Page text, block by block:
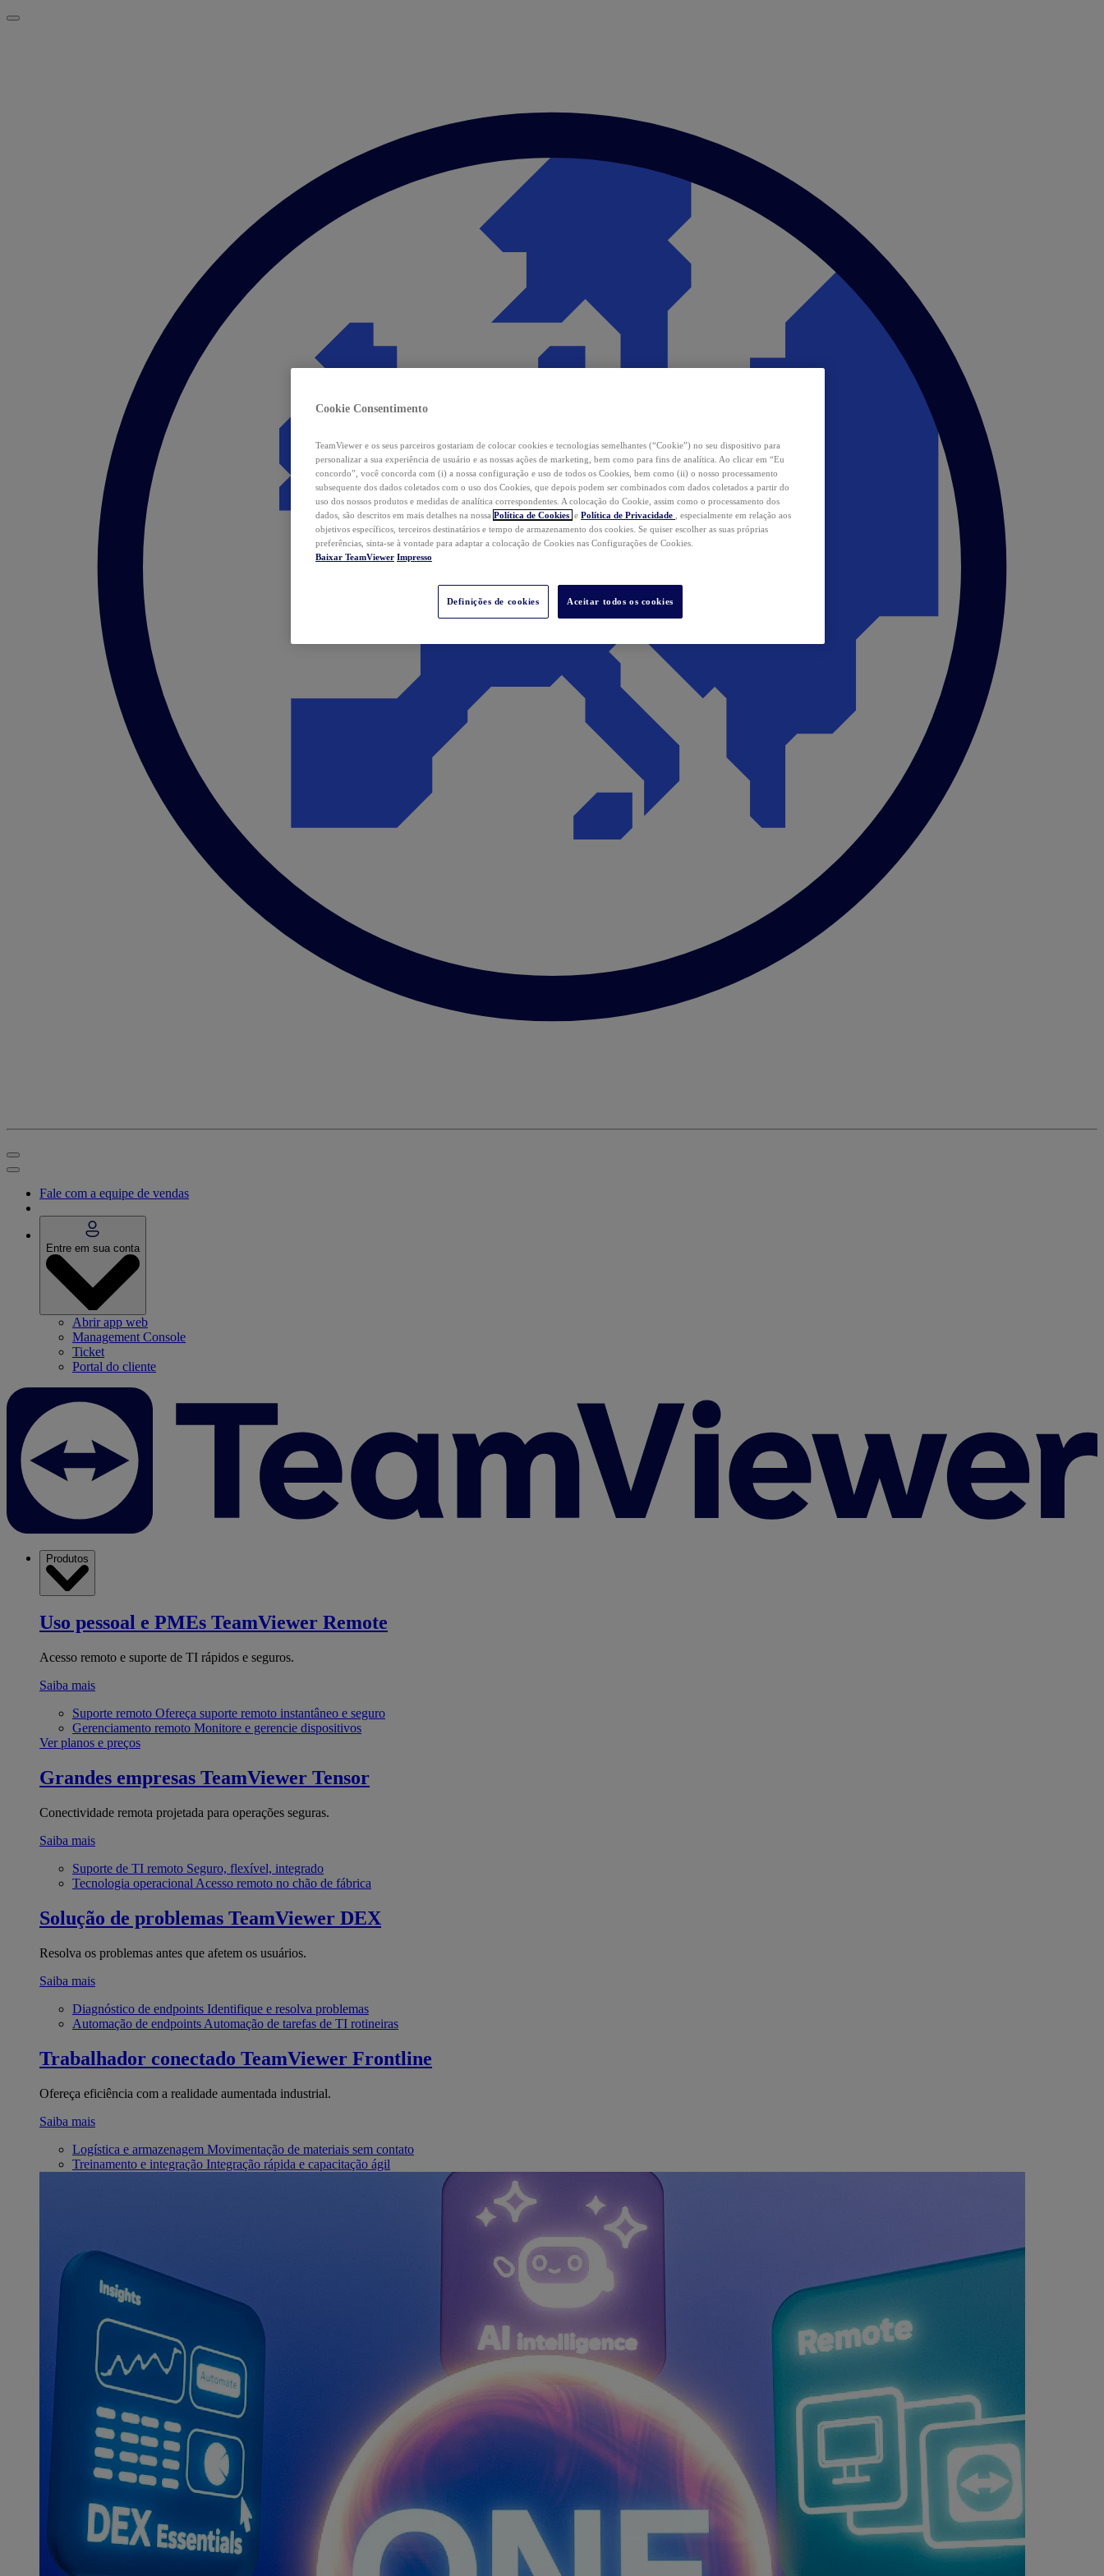
Fale com a equipe de vendas
Entre em sua conta
Abrir app web
Management Console
Ticket
Portal do cliente
Produtos
Uso pessoal e PMEs TeamViewer Remote
Acesso remoto e suporte de TI rápidos e seguros.
Saiba mais
Suporte remoto Ofereça suporte remoto instantâneo e seguro
Gerenciamento remoto Monitore e gerencie dispositivos
Ver planos e preços
Grandes empresas TeamViewer Tensor
Conectividade remota projetada para operações seguras.
Saiba mais
Suporte de TI remoto Seguro, flexível, integrado
Tecnologia operacional Acesso remoto no chão de fábrica
Solução de problemas TeamViewer DEX
Resolva os problemas antes que afetem os usuários.
Saiba mais
Diagnóstico de endpoints Identifique e resolva problemas
Automação de endpoints Automação de tarefas de TI rotineiras
Trabalhador conectado TeamViewer Frontline
Ofereça eficiência com a realidade aumentada industrial.
Saiba mais
Logística e armazenagem Movimentação de materiais sem contato
Treinamento e integração Integração rápida e capacitação ágil
Cookie Consentimento
TeamViewer e os seus parceiros gostariam de colocar cookies e tecnologias semelhantes (“Cookie”) no seu dispositivo para
personalizar a sua experiência de usuário e as nossas ações de marketing, bem como para fins de analítica. Ao clicar em “Eu
concordo”, você concorda com (i) a nossa configuração e uso de todos os Cookies, bem como (ii) o nosso processamento
subsequente dos dados coletados com o uso dos Cookies, que depois podem ser combinados com dados coletados a partir do
uso dos nossos produtos e medidas de analítica correspondentes. A colocação do Cookie, assim como o processamento dos
dados, são descritos em mais detalhes na nossa Política de Cookies e Política de Privacidade
, especialmente em relação aos
objetivos específicos, terceiros destinatários e tempo de armazenamento dos cookies. Se quiser escolher as suas próprias
preferências, sinta-se à vontade para adaptar a colocação de Cookies nas Configurações de Cookies.
Baixar TeamViewer Impresso
Definições de cookies Aceitar todos os cookies